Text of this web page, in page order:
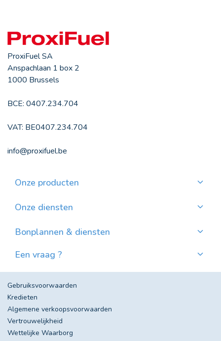
ProxiFuel SA
Anspachlaan 1 box 2
1000 Brussels
BCE: 0407.234.704
VAT: BE0407.234.704
info@proxifuel.be
Onze producten
Kwalitatievepellets bestellen
Onze diensten
Waar pellets vinden?
Bonplannen & diensten
Evolutie van de Mazoutprijs in België
Een vraag ?
Gebruiksvoorwaarden
Kredieten
Algemene verkoopsvoorwaarden
Vertrouwelijkheid
Wettelijke Waarborg